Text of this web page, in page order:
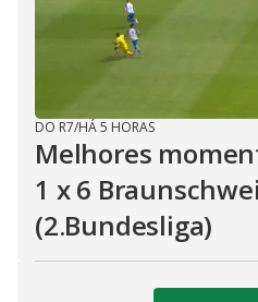
DO R7/HÁ 5 HORAS
Melhores
1 x 6
(2.Bundesliga)